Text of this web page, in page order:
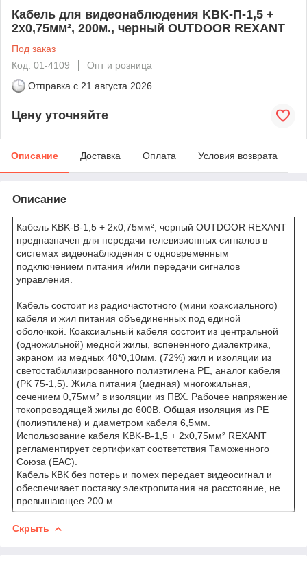
Кабель для видеонаблюдения KBK-П-1,5 +
2x0,75мм², 200м., черный OUTDOOR REXANT
Под заказ
Код: 01-4109
Опт и розница
Отправка с 21 августа 2026
Цену уточняйте
Описание Доставка Оплата Условия возврата
Описание
Кабель KBK-B-1,5 + 2x0,75мм², черный OUTDOOR REXANT
предназначен для передачи телевизионных сигналов в
системах видеонаблюдения с одновременным
подключением питания и/или передачи сигналов
управления.
Кабель состоит из радиочастотного (мини коаксиального)
кабеля и жил питания объединенных под единой
оболочкой. Коаксиальный кабеля состоит из центральной
(одножильной) медной жилы, вспененного диэлектрика,
экраном из медных 48*0,10мм. (72%) жил и изоляции из
светостабилизированного полиэтилена PE, аналог кабеля
(РК 75-1,5). Жила питания (медная) многожильная,
сечением 0,75мм² в изоляции из ПВХ. Рабочее напряжение
токопроводящей жилы до 600В. Общая изоляция из PE
(полиэтилена) и диаметром кабеля 6,5мм.
Использование кабеля KBK-B-1,5 + 2x0,75мм² REXANT
регламентирует сертификат соответствия Таможенного
Союза (EAC).
Кабель КВК без потерь и помех передает видеосигнал и
обеспечивает поставку электропитания на расстояние, не
превышающее 200 м.
Скрыть